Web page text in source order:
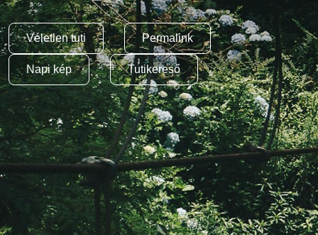
Véletlen tuti Permalink
Napi kép Tutikereső